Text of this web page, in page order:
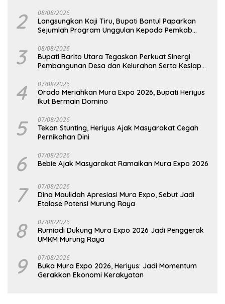
2 08/08/2026
Langsungkan Kaji Tiru, Bupati Bantul Paparkan
Sejumlah Program Unggulan Kepada Pemkab
3 08/08/2026
Bupati Barito Utara Tegaskan Perkuat Sinergi
Pembangunan Desa dan Kelurahan Serta Kesiapan
4 07/08/2026
Orado Meriahkan Mura Expo 2026, Bupati Heriyus
Ikut Bermain Domino
5 07/08/2026
Tekan Stunting, Heriyus Ajak Masyarakat Cegah
Pernikahan Dini
6 07/08/2026
Bebie Ajak Masyarakat Ramaikan Mura Expo 2026
7 07/08/2026
Dina Maulidah Apresiasi Mura Expo, Sebut Jadi
Etalase Potensi Murung Raya
8 07/08/2026
Rumiadi Dukung Mura Expo 2026 Jadi Penggerak
UMKM Murung Raya
9 07/08/2026
Buka Mura Expo 2026, Heriyus: Jadi Momentum
Gerakkan Ekonomi Kerakyatan